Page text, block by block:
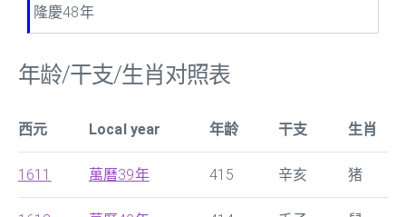
隆慶48年
年龄/干支/生肖对照表
西元 Local year 年龄 干支 生肖
1611 萬曆39年 415 辛亥 猪